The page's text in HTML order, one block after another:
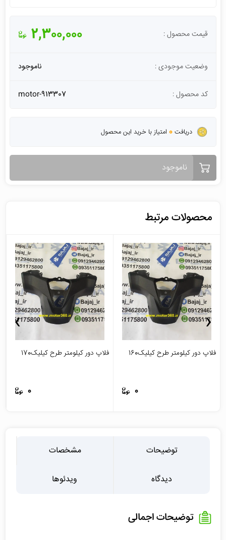
قیمت محصول : 2,300,000
وضعیت موجودی : ناموجود
کد محصول : motor-913307
دریافت 0امتیاز با خرید این محصول
ناموجود
محصولات مرتبط
فلاپ دور کیلومتر طرح کیلیک160
0
فلاپ دور کیلومتر طرح کیلیک170
0
‹
›
توضیحات مشخصات
دیدگاه ویدئوها
توضیحات اجمالی